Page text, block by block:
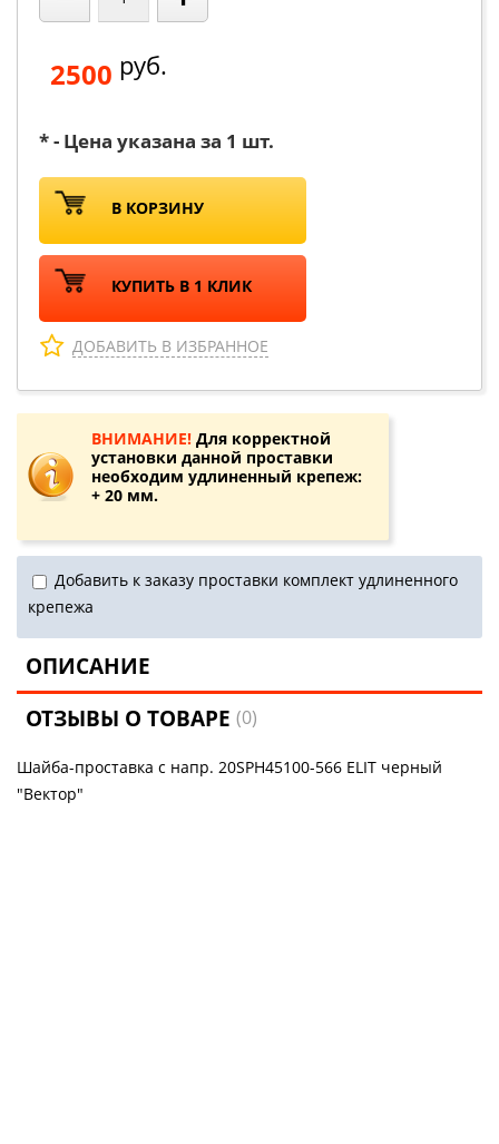
2500 руб.
* - Цена указана за 1 шт.
В КОРЗИНУ
КУПИТЬ В 1 КЛИК
ДОБАВИТЬ В ИЗБРАННОЕ
ВНИМАНИЕ! Для корректной
установки данной проставки
необходим удлиненный крепеж:
+ 20 мм.
Добавить к заказу проставки комплект удлиненного
крепежа
ОПИСАНИЕ
ОТЗЫВЫ О ТОВАРЕ(0)
Шайба-проставка с напр. 20SPH45100-566 ELIT черный
"Вектор"